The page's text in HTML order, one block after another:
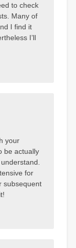
to check
Many of
I find it
I’ll
your
be actually
for
subsequent